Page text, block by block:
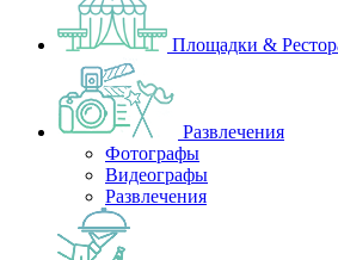
Площадки &
Развлечения
Фотографы
Видеографы
Развлечения